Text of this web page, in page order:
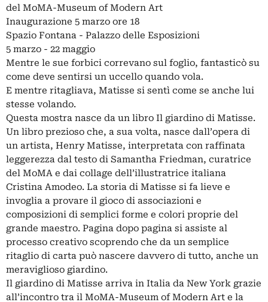
del MoMA-Museum of Modern Art
Inaugurazione 5 marzo ore 18
Spazio Fontana - Palazzo delle Esposizioni
5 marzo - 22 maggio
Mentre le sue forbici correvano sul foglio, fantasticò su
come deve sentirsi un uccello quando vola.
E mentre ritagliava, Matisse si sentì come se anche lui
stesse volando.
Questa mostra nasce da un libro Il giardino di Matisse.
Un libro prezioso che, a sua volta, nasce dall’opera di
un artista, Henry Matisse, interpretata con raffinata
leggerezza dal testo di Samantha Friedman, curatrice
del MoMA e dai collage dell’illustratrice italiana
Cristina Amodeo. La storia di Matisse si fa lieve e
invoglia a provare il gioco di associazioni e
composizioni di semplici forme e colori proprie del
grande maestro. Pagina dopo pagina si assiste al
processo creativo scoprendo che da un semplice
ritaglio di carta può nascere davvero di tutto, anche un
meraviglioso giardino.
Il giardino di Matisse arriva in Italia da New York grazie
all’incontro tra il MoMA-Museum of Modern Art e la